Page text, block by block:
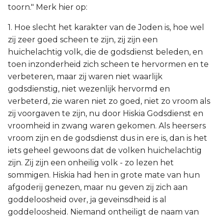
toorn." Merk hier op:
1. Hoe slecht het karakter van de Joden is, hoe wel
zij zeer goed scheen te zijn, zij zijn een
huichelachtig volk, die de godsdienst beleden, en
toen inzonderheid zich scheen te hervormen en te
verbeteren, maar zij waren niet waarlijk
godsdienstig, niet wezenlijk hervormd en
verbeterd, zie waren niet zo goed, niet zo vroom als
zij voorgaven te zijn, nu door Hiskia Godsdienst en
vroomheid in zwang waren gekomen. Als heersers
vroom zijn en de godsdienst dus in ere is, dan is het
iets geheel gewoons dat de volken huichelachtig
zijn. Zij zijn een onheilig volk - zo lezen het
sommigen. Hiskia had hen in grote mate van hun
afgoderij genezen, maar nu geven zij zich aan
goddeloosheid over, ja geveinsdheid is al
goddeloosheid. Niemand ontheiligt de naam van